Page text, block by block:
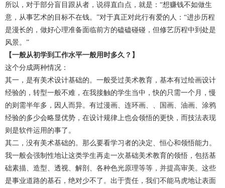
所以，对于部分盲目跟从者，说得直白点，就是：“想赚钱不如做生
意，从事艺术的目标不在钱。”对于真正对此行有爱的人：“进步历程
是漫长的，做好心理准备面临前方的磕磕碰碰，但修艺历程中到处是
风景。”
【一般从初学到工作水平一般用时多久？】
这个分成两种情况：
其一，是有美术设计基础的。一般受过美术教育，基本有过绘画设计
经验的，转型一般不难，在我接触的学生当中，快的只需一个月，慢
的则需半年多，因人而异。有过漫画、连环画、、国画、油画、涂鸦
经验的多少会略显优势，在设计规律上也会领悟的更快，而技法表现
则是软件运用的事了。
其二，没有美术基础的。那么要看学习者的决定、恒心和领悟能力。
我一般会强制性地让这类学生再走一次基础美术教育的领悟，包括基
础素描、造型、透视、解剖、各种色光原理等等，并提高审美。这些
是事业道路的基石，绝对少不了。出于责任，我们不能马虎地让表面